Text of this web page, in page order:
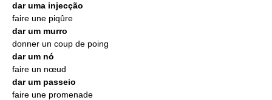
dar uma injecção
faire une piqûre
dar um murro
donner un coup de poing
dar um nó
faire un nœud
dar um passeio
faire une promenade